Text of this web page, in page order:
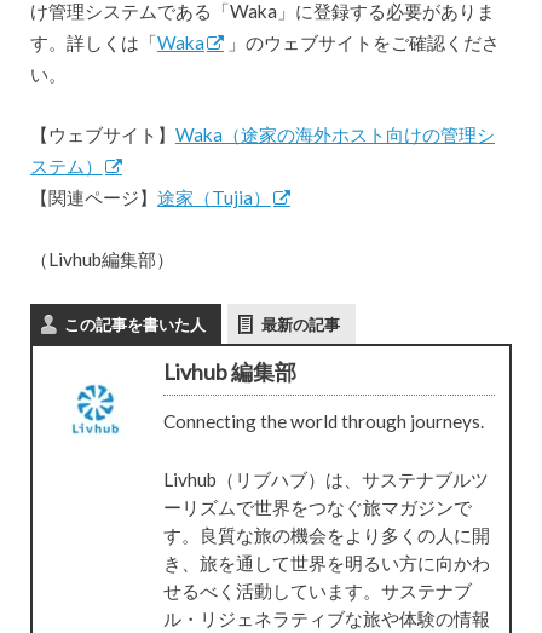
け管理システムである「Waka」に登録する必要がありま
す。詳しくは「Waka
」のウェブサイトをご確認くださ
い。
【ウェブサイト】 Waka（途家の海外ホスト向けの管理シ
ステム）
【関連ページ】 途家（Tujia）
（Livhub編集部）
この記事を書いた人 最新の記事
Livhub 編集部
Connecting the world through journeys.
Livhub（リブハブ）は、サステナブルツ
ーリズムで世界をつなぐ旅マガジンで
す。良質な旅の機会をより多くの人に開
き、旅を通して世界を明るい方に向かわ
せるべく活動しています。サステナブ
ル・リジェネラティブな旅や体験の情報